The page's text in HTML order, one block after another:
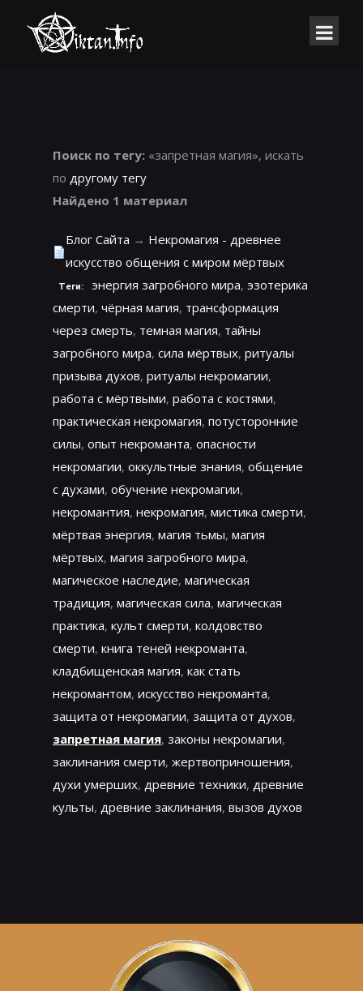
Поиск по тегу: «запретная магия», искать
по другому тегу
Найдено 1 материал
Блог Сайта → Некромагия - древнее
искусство общения с миром мёртвых
Теги: энергия загробного мира, эзотерика
смерти, чёрная магия, трансформация
через смерть, темная магия, тайны
загробного мира, сила мёртвых, ритуалы
призыва духов, ритуалы некромагии,
работа с мёртвыми, работа с костями,
практическая некромагия, потусторонние
силы, опыт некроманта, опасности
некромагии, оккультные знания, общение
с духами, обучение некромагии,
некромантия, некромагия, мистика смерти,
мёртвая энергия, магия тьмы, магия
мёртвых, магия загробного мира,
магическое наследие, магическая
традиция, магическая сила, магическая
практика, культ смерти, колдовство
смерти, книга теней некроманта,
кладбищенская магия, как стать
некромантом, искусство некроманта,
защита от некромагии, защита от духов,
запретная магия, законы некромагии,
заклинания смерти, жертвоприношения,
духи умерших, древние техники, древние
культы, древние заклинания, вызов духов